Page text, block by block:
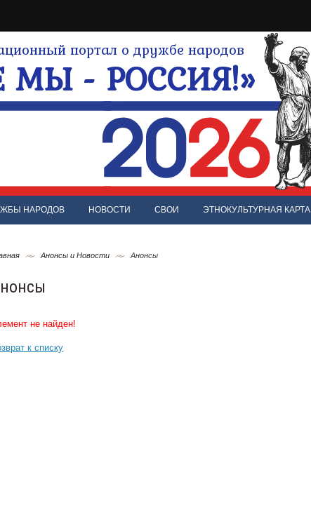
портал о дружбе народов
МЫ - РОССИЯ!»
НАРОДОВ НОВОСТИ СВОИ ЭТНОКУЛЬТУРНАЯ КАРТА
Анонсы и Новости Анонсы
не найден!
к списку